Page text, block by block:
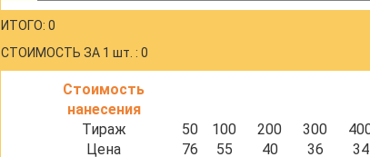
ИТОГО: 0
СТОИМОСТЬ ЗА 1 шт. : 0
Стоимость
нанесения
Тираж
50 100 200 300
Цена
76 55 40 36 34